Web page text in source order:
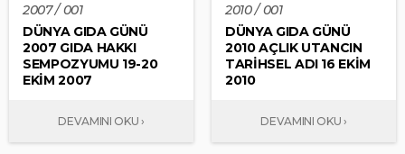
2007 / 001
DÜNYA GIDA GÜNÜ
2007 GIDA HAKKI
SEMPOZYUMU 19-20
EKİM 2007
2010 / 001
DÜNYA GIDA GÜNÜ
2010 AÇLIK UTANCIN
TARİHSEL ADI 16 EKİM
2010